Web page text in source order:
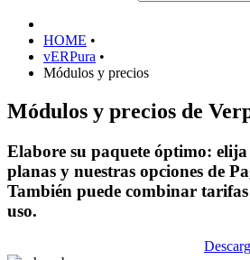
HOME •
vERPura •
Módulos y precios
Módulos y precios de
Elabore su paquete óptimo:
planas y nuestras opciones de
También puede combinar
uso.